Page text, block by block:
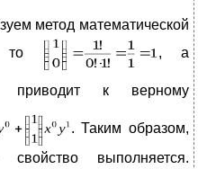
метод математической
то , а
к верному
. Таким образом,
выполняется.